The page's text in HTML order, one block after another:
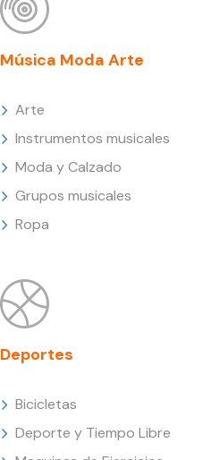
Música Moda Arte
Arte
Instrumentos musicales
Moda y Calzado
Grupos musicales
Ropa
Deportes
Bicicletas
Deporte y Tiempo Libre